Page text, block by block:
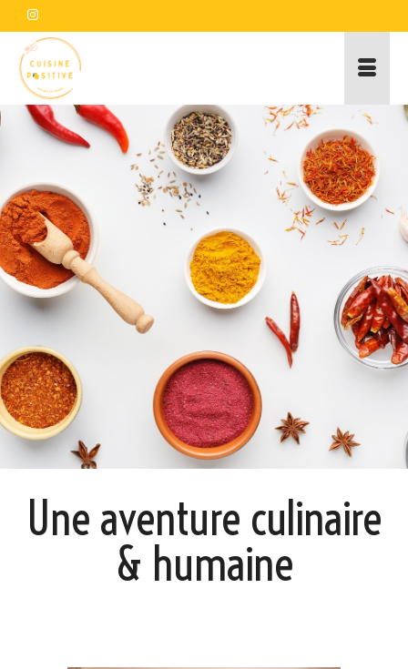
Une aventure culinaire
& humaine